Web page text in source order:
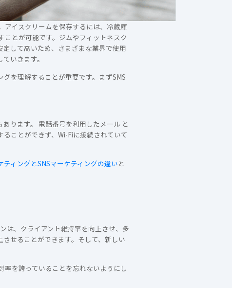
イスクリームを保存するには、冷蔵庫
とが可能です。ジムやフィットネスク
して高いため、さまざまな業界で使用
いきます。
を理解することが重要です。まずSMS
ります。 電話番号を利用したメール と
ことができず、Wi-Fiに接続されていて
ティングとSNSマーケティングの違い と
は、クライアント維持率を向上させ、多
せることができます。そして、新しい
を誇っていることを忘れないようにし